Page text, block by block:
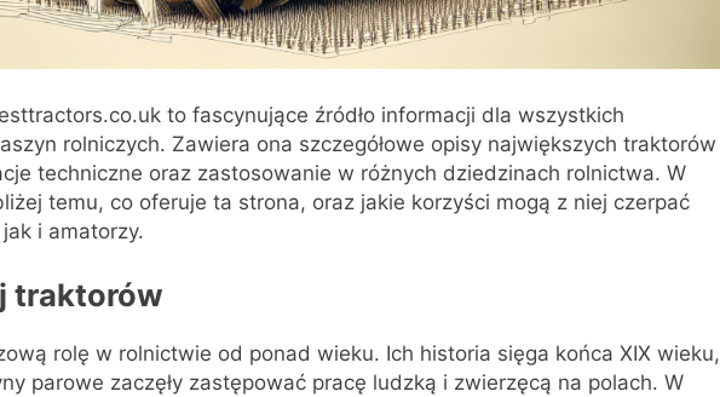
to fascynujące źródło informacji dla wszystkich
rolniczych. Zawiera ona szczegółowe opisy największych traktorów
techniczne oraz zastosowanie w różnych dziedzinach rolnictwa. W
temu, co oferuje ta strona, oraz jakie korzyści mogą z niej czerpać
i amatorzy.
traktorów
rolę w rolnictwie od ponad wieku. Ich historia sięga końca XIX wieku,
parowe zaczęły zastępować pracę ludzką i zwierzęcą na polach. W